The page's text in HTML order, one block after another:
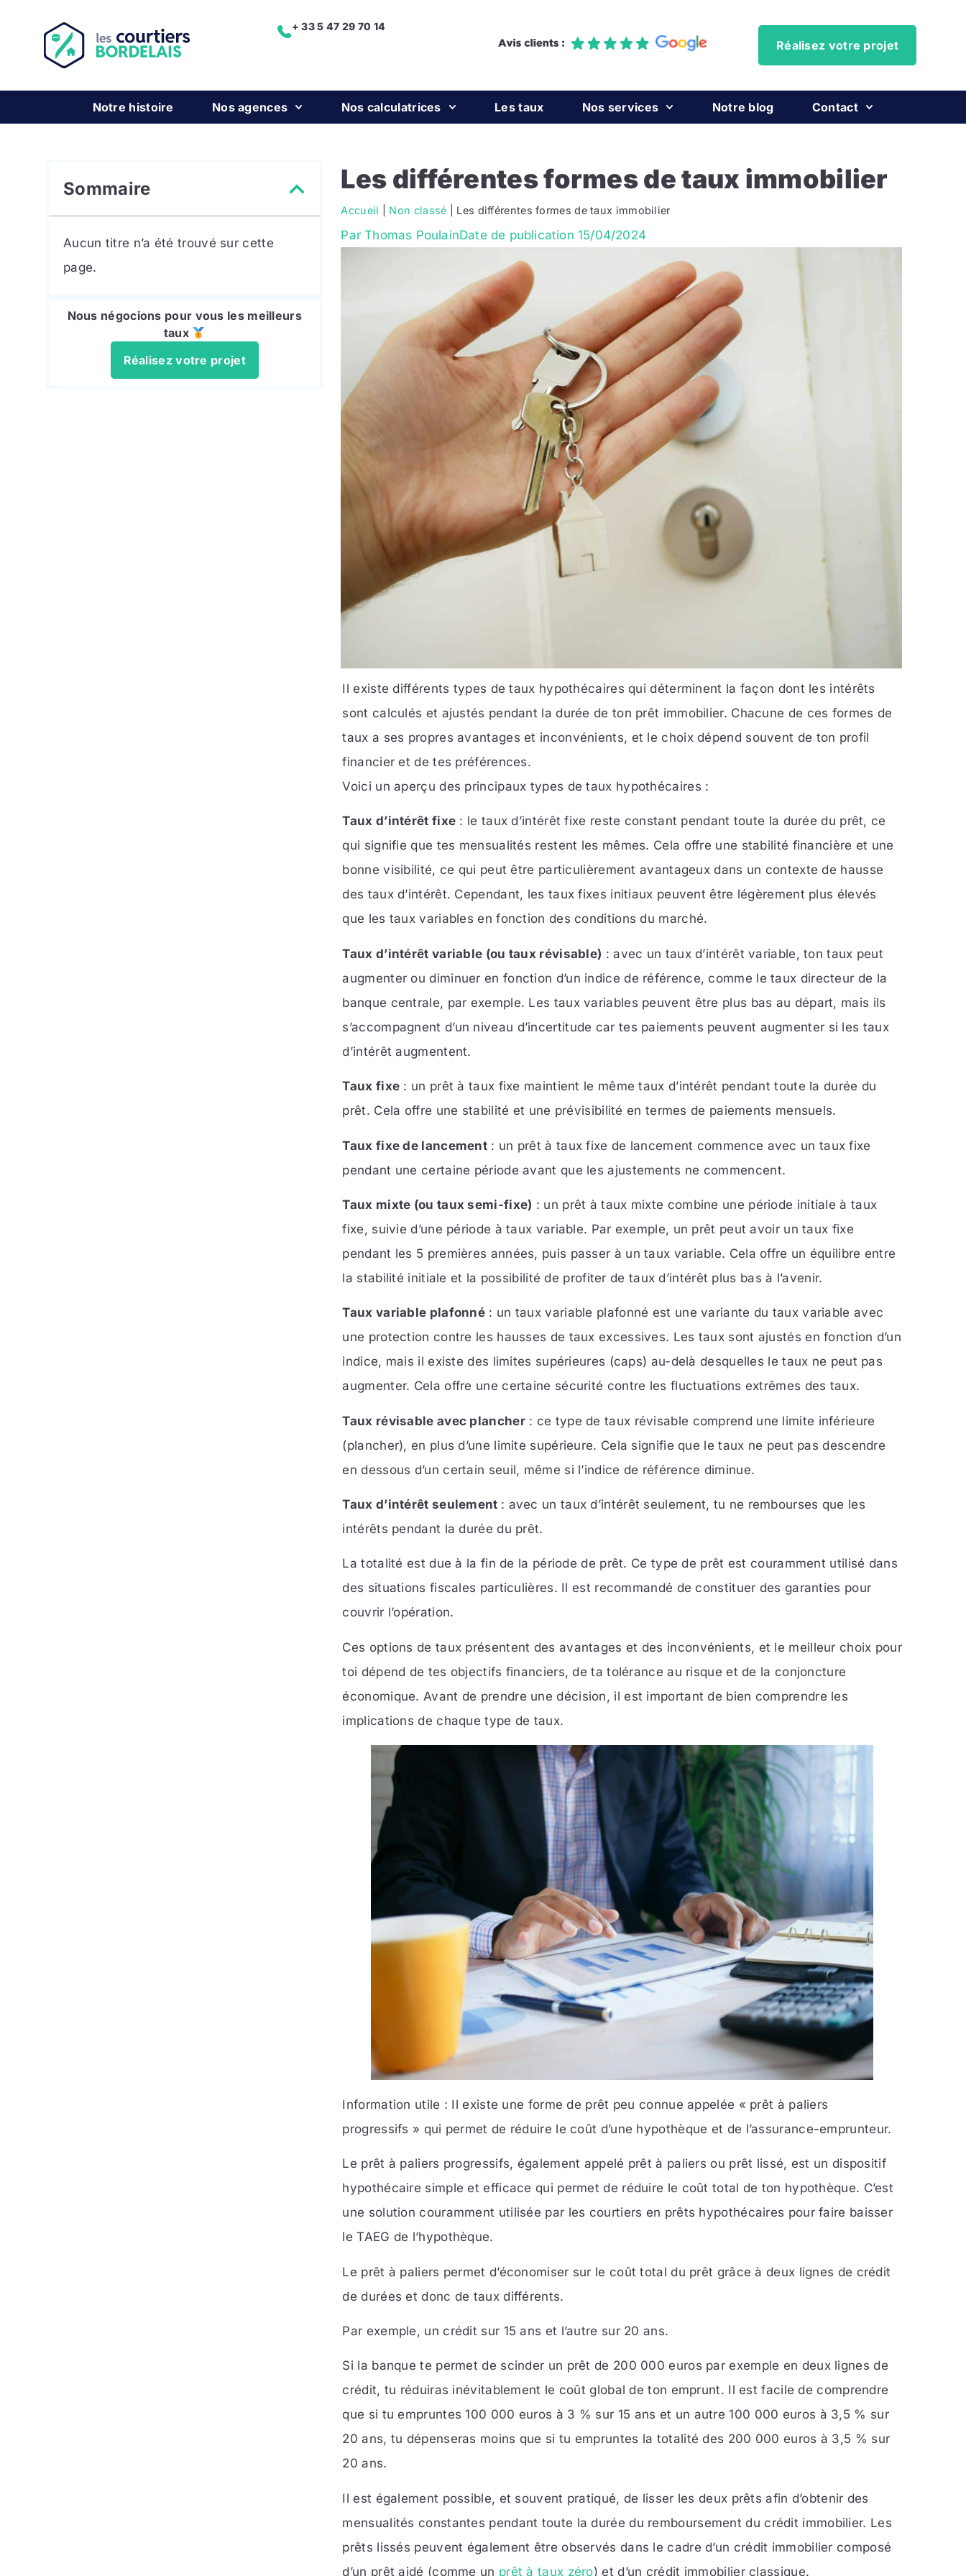
+ 33 5 47 29 70 14
Réalisez votre projet
Notre histoire Nos agences Nos calculatrices Les taux Nos services Notre blog Contact
Sommaire
Aucun titre n’a été trouvé sur cette
page.
Nous négocions pour vous les meilleurs
taux
Réalisez votre projet
Les différentes formes de taux immobilier
Accueil Non classé Les différentes formes de taux immobilier
Par Thomas PoulainDate de publication 15/04/2024
Il existe différents types de taux hypothécaires qui déterminent la façon dont les intérêts
sont calculés et ajustés pendant la durée de ton prêt immobilier. Chacune de ces formes de
taux a ses propres avantages et inconvénients, et le choix dépend souvent de ton profil
financier et de tes préférences.
Voici un aperçu des principaux types de taux hypothécaires :
Taux d’intérêt fixe : le taux d’intérêt fixe reste constant pendant toute la durée du prêt, ce
qui signifie que tes mensualités restent les mêmes. Cela offre une stabilité financière et une
bonne visibilité, ce qui peut être particulièrement avantageux dans un contexte de hausse
des taux d’intérêt. Cependant, les taux fixes initiaux peuvent être légèrement plus élevés
que les taux variables en fonction des conditions du marché.
Taux d’intérêt variable (ou taux révisable) : avec un taux d’intérêt variable, ton taux peut
augmenter ou diminuer en fonction d’un indice de référence, comme le taux directeur de la
banque centrale, par exemple. Les taux variables peuvent être plus bas au départ, mais ils
s’accompagnent d’un niveau d’incertitude car tes paiements peuvent augmenter si les taux
d’intérêt augmentent.
Taux fixe : un prêt à taux fixe maintient le même taux d’intérêt pendant toute la durée du
prêt. Cela offre une stabilité et une prévisibilité en termes de paiements mensuels.
Taux fixe de lancement : un prêt à taux fixe de lancement commence avec un taux fixe
pendant une certaine période avant que les ajustements ne commencent.
Taux mixte (ou taux semi-fixe) : un prêt à taux mixte combine une période initiale à taux
fixe, suivie d’une période à taux variable. Par exemple, un prêt peut avoir un taux fixe
pendant les 5 premières années, puis passer à un taux variable. Cela offre un équilibre entre
la stabilité initiale et la possibilité de profiter de taux d’intérêt plus bas à l’avenir.
Taux variable plafonné : un taux variable plafonné est une variante du taux variable avec
une protection contre les hausses de taux excessives. Les taux sont ajustés en fonction d’un
indice, mais il existe des limites supérieures (caps) au-delà desquelles le taux ne peut pas
augmenter. Cela offre une certaine sécurité contre les fluctuations extrêmes des taux.
Taux révisable avec plancher: ce type de taux révisable comprend une limite inférieure
(plancher), en plus d’une limite supérieure. Cela signifie que le taux ne peut pas descendre
en dessous d’un certain seuil, même si l’indice de référence diminue.
Taux d’intérêt seulement : avec un taux d’intérêt seulement, tu ne rembourses que les
intérêts pendant la durée du prêt.
La totalité est due à la fin de la période de prêt. Ce type de prêt est couramment utilisé dans
des situations fiscales particulières. Il est recommandé de constituer des garanties pour
couvrir l’opération.
Ces options de taux présentent des avantages et des inconvénients, et le meilleur choix pour
toi dépend de tes objectifs financiers, de ta tolérance au risque et de la conjoncture
économique. Avant de prendre une décision, il est important de bien comprendre les
implications de chaque type de taux.
Information utile : Il existe une forme de prêt peu connue appelée « prêt à paliers
progressifs » qui permet de réduire le coût d’une hypothèque et de l’assurance-emprunteur.
Le prêt à paliers progressifs, également appelé prêt à paliers ou prêt lissé, est un dispositif
hypothécaire simple et efficace qui permet de réduire le coût total de ton hypothèque. C’est
une solution couramment utilisée par les courtiers en prêts hypothécaires pour faire baisser
le TAEG de l’hypothèque.
Le prêt à paliers permet d’économiser sur le coût total du prêt grâce à deux lignes de crédit
de durées et donc de taux différents.
Par exemple, un crédit sur 15 ans et l’autre sur 20 ans.
Si la banque te permet de scinder un prêt de 200 000 euros par exemple en deux lignes de
crédit, tu réduiras inévitablement le coût global de ton emprunt. Il est facile de comprendre
que si tu empruntes 100 000 euros à 3 % sur 15 ans et un autre 100 000 euros à 3,5 % sur
20 ans, tu dépenseras moins que si tu empruntes la totalité des 200 000 euros à 3,5 % sur
20 ans.
Il est également possible, et souvent pratiqué, de lisser les deux prêts afin d’obtenir des
mensualités constantes pendant toute la durée du remboursement du crédit immobilier. Les
prêts lissés peuvent également être observés dans le cadre d’un crédit immobilier composé
d’un prêt aidé (comme un prêt à taux zéro) et d’un crédit immobilier classique.